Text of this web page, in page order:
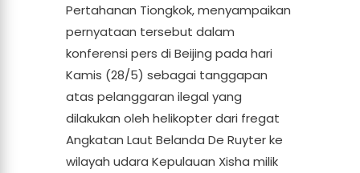
Pertahanan Tiongkok, menyampaikan
pernyataan tersebut dalam
konferensi pers di Beijing pada hari
Kamis (28/5) sebagai tanggapan
atas pelanggaran ilegal yang
dilakukan oleh helikopter dari fregat
Angkatan Laut Belanda De Ruyter ke
wilayah udara Kepulauan Xisha milik